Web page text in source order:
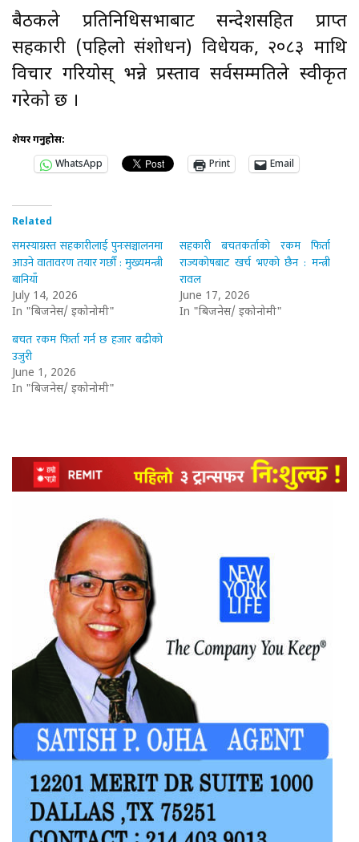
बैठकले प्रतिनिधिसभाबाट सन्देशसहित प्राप्त
सहकारी (पहिलो संशोधन) विधेयक, २०८३ माथि
विचार गरियोस् भन्ने प्रस्ताव सर्वसम्मतिले स्वीकृत
गरेको छ ।
शेयर गर्नुहोस:
WhatsApp
Print Email
Related
समस्याग्रस्त सहकारीलाई पुनःसञ्चालनमा
आउने वातावरण तयार गर्छौं : मुख्यमन्त्री
बानियाँ
July 14, 2026
In "बिजनेस/ इकोनोमी"
सहकारी बचतकर्ताको रकम फिर्ता
राज्यकोषबाट खर्च भएको छैन : मन्त्री
रावल
June 17, 2026
In "बिजनेस/ इकोनोमी"
बचत रकम फिर्ता गर्न छ हजार बढीको
उजुरी
June 1, 2026
In "बिजनेस/ इकोनोमी"